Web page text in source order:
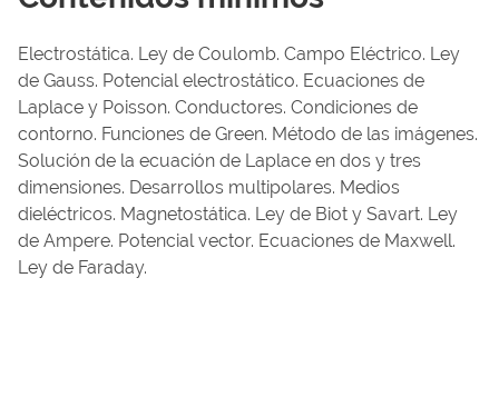
Electrostática. Ley de Coulomb. Campo Eléctrico. Ley
de Gauss. Potencial electrostático. Ecuaciones de
Laplace y Poisson. Conductores. Condiciones de
contorno. Funciones de Green. Método de las imágenes.
Solución de la ecuación de Laplace en dos y tres
dimensiones. Desarrollos multipolares. Medios
dieléctricos. Magnetostática. Ley de Biot y Savart. Ley
de Ampere. Potencial vector. Ecuaciones de Maxwell.
Ley de Faraday.